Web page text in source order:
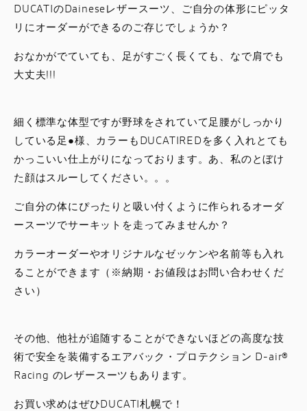
DUCATIのDaineseレザースーツ、ご自分の体形にピッタ
リにオーダーができるのご存じでしょうか？
おなかがでていても、足がすごく長くても、なで肩でも
大丈夫!!!
細く標準な体型ですが野球をされていて足腰がしっかり
している足●様、カラーもDUCATIREDを多く入れとても
かっこいい仕上がりになっております。あ、私のとぼけ
た顔はスルーしてください。。。
ご自分の体にぴったりと吸い付くように作られるオーダ
ースーツでサーキットを走ってみませんか？
カラーオーダーやオリジナルなゼッケンや名前等も入れ
ることができます（※納期・お値段はお問い合わせくだ
さい）
その他、他社が追随することができないほどの高度な技
術で安全を装備するエアバック・プロテクション D-air®
Racing のレザースーツもあります。
お買い求めはぜひDUCATI札幌で！